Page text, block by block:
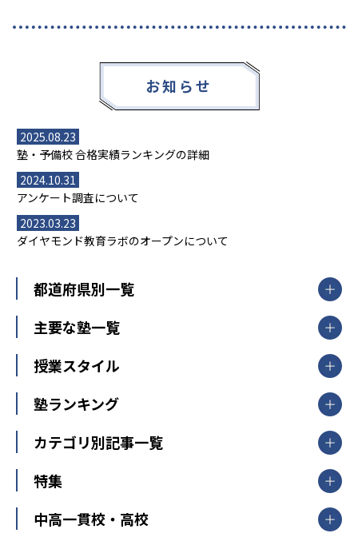
お知らせ
2025.08.23
塾・予備校 合格実績ランキングの詳細
2024.10.31
アンケート調査について
2023.03.23
ダイヤモンド教育ラボのオープンについて
都道府県別一覧
北海道・東北
山形県
福島県
関東
東京都
神奈川県
茨城県
栃木県
群馬県
新潟県
中部
愛知県
静岡県
長野県
主要な塾一覧
【掲載塾一覧を見る】
東京個別指導学院
明光義塾
個別教室のトライ
武田塾
授業スタイル
個別指導
オンライン指導
塾ランキング
中学受験ランキング
カテゴリ別記事一覧
中学受験
大学受験
特集
開成番長直伝！子どもの受験を成功させる方法
中高一貫校・高校